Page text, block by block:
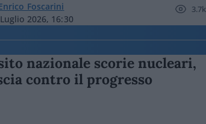
Foscarini
2026, 16:30
3.7k
nazionale scorie nucleari,
contro il progresso